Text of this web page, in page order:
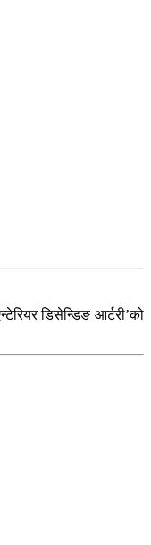
डिसेन्डिङ आर्टरी’को